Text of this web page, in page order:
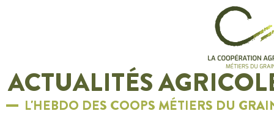
ACTUALITÉS
L'HEBDO DES COOPS MÉTIERS DU